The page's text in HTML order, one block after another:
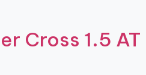
Cross 1.5 AT